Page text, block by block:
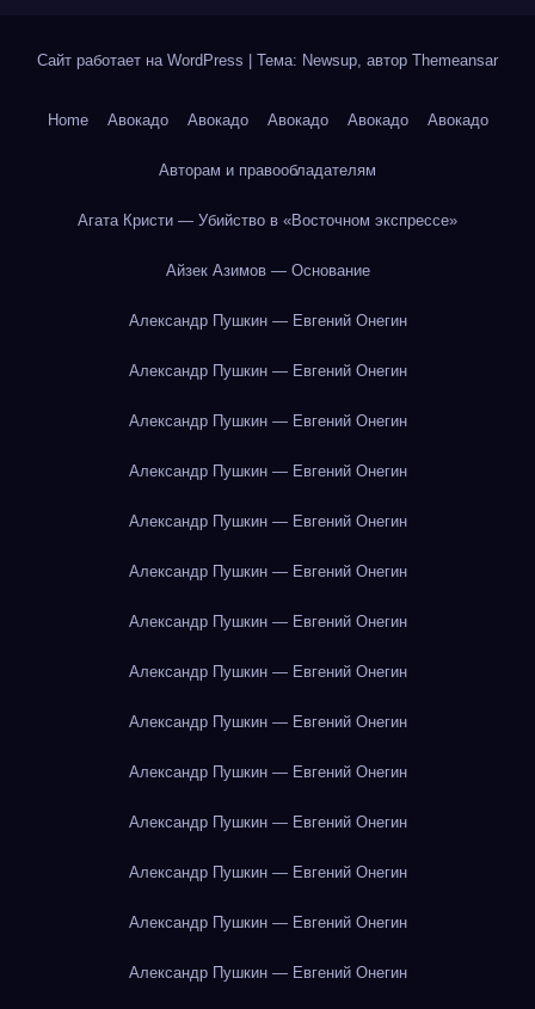
Сайт работает на WordPress | Тема: Newsup, автор Themeansar
Home Авокадо Авокадо Авокадо Авокадо Авокадо
Авторам и правообладателям
Агата Кристи — Убийство в «Восточном экспрессе»
Айзек Азимов — Основание
Александр Пушкин — Евгений Онегин
Александр Пушкин — Евгений Онегин
Александр Пушкин — Евгений Онегин
Александр Пушкин — Евгений Онегин
Александр Пушкин — Евгений Онегин
Александр Пушкин — Евгений Онегин
Александр Пушкин — Евгений Онегин
Александр Пушкин — Евгений Онегин
Александр Пушкин — Евгений Онегин
Александр Пушкин — Евгений Онегин
Александр Пушкин — Евгений Онегин
Александр Пушкин — Евгений Онегин
Александр Пушкин — Евгений Онегин
Александр Пушкин — Евгений Онегин